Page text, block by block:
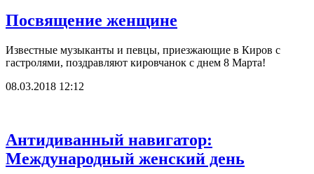
Посвящение женщине
Известные музыканты и певцы, приезжающие в Киров с
гастролями, поздравляют кировчанок с днем 8 Марта!
08.03.2018 12:12
Антидиванный навигатор:
Международный женский день